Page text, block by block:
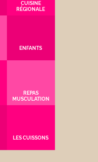
CUISINE
RÉGIONALE
ENFANTS
REPAS
MUSCULATION
LES CUISSONS